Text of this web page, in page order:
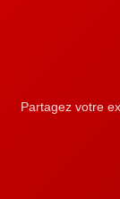
Partagez votre